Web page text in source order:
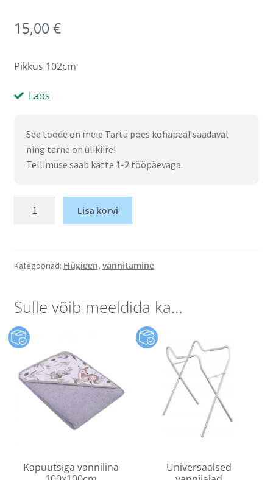
15,00 €
Pikkus 102cm
Laos
See toode on meie Tartu poes kohapeal saadaval
ning tarne on ülikiire!
Tellimuse saab kätte 1-2 tööpäevaga.
Lisa korvi
Kategooriad: Hügieen, vannitamine
Sulle võib meeldida ka…
Kapuutsiga vannilina
Universaalsed